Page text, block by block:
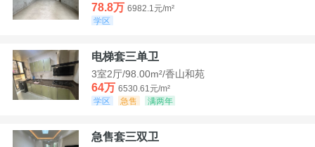
78.8万 6982.1元/m²
学区
电梯套三单卫
3室2厅/98.00m²/香山和苑
64万 6530.61元/m²
学区
急售 满两年
急售套三双卫